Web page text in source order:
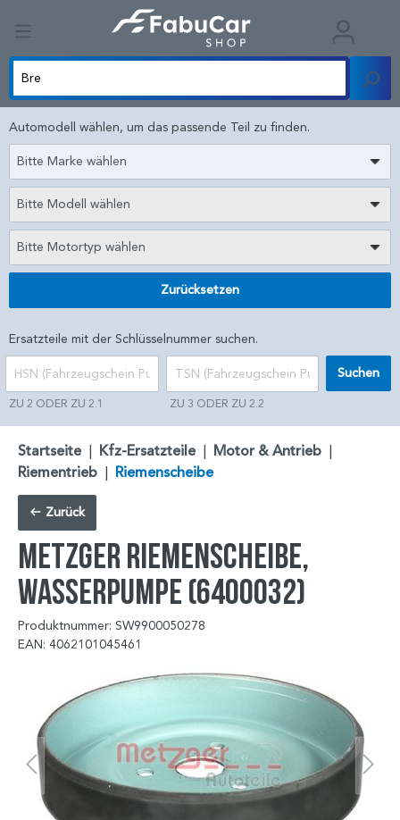
Automodell wählen, um das passende Teil zu finden.
Bitte Marke wählen
Bitte Modell wählen
Bitte Motortyp wählen
Zurücksetzen
Ersatzteile mit der Schlüsselnummer suchen.
ZU 2 ODER ZU 2.1 ZU 3 ODER ZU 2.2
Suchen
Startseite | Kfz-Ersatzteile | Motor & Antrieb |
Riementrieb | Riemenscheibe
Zurück
METZGER Riemenscheibe,
Wasserpumpe (6400032)
Produktnummer: SW9900050278
EAN: 4062101045461